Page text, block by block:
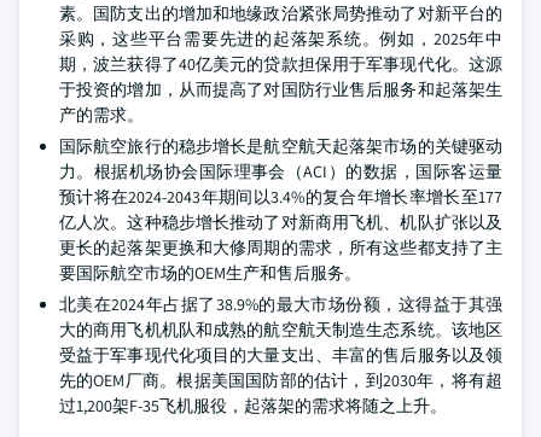
素。国防支出的增加和地缘政治紧张局势推动了对新平台的
采购，这些平台需要先进的起落架系统。例如，2025年中
期，波兰获得了40亿美元的贷款担保用于军事现代化。这源
于投资的增加，从而提高了对国防行业售后服务和起落架生
产的需求。
国际航空旅行的稳步增长是航空航天起落架市场的关键驱动
力。根据机场协会国际理事会（ACI）的数据，国际客运量
预计将在2024-2043年期间以3.4%的复合年增长率增长至177
亿人次。这种稳步增长推动了对新商用飞机、机队扩张以及
更长的起落架更换和大修周期的需求，所有这些都支持了主
要国际航空市场的OEM生产和售后服务。
北美在2024年占据了38.9%的最大市场份额，这得益于其强
大的商用飞机机队和成熟的航空航天制造生态系统。该地区
受益于军事现代化项目的大量支出、丰富的售后服务以及领
先的OEM厂商。根据美国国防部的估计，到2030年，将有超
过1,200架F-35飞机服役，起落架的需求将随之上升。